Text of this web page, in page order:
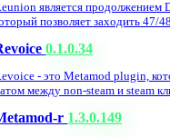
является продолжением
позволяет заходить 47/
0.1.0.34
- это Metamod plugin,
между non-steam и steam
r 1.3.0.149